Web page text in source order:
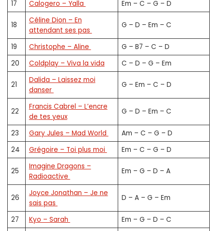
17 Calogero – Yalla Em – C – G – D
18
Céline Dion – En
attendant ses pas
G – D – Em – C
19 Christophe – Aline
G – B7 – C – D
20
Coldplay – Viva la vida C – D – G – Em
21
Dalida – Laissez moi
danser
G – Em – C – D
22
Francis Cabrel – L’encre
de tes yeux
G – D – Em – C
23 Gary Jules – Mad World
Am – C – G – D
24
Grégoire – Toi plus moi Em – C – G – D
25
Imagine Dragons –
Radioactive
Em – G – D – A
26
Joyce Jonathan – Je ne
sais pas
D – A – G – Em
27 Kyo – Sarah Em – G – D – C